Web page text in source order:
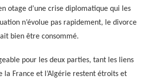
otage d’une crise diplomatique qui les
n’évolue pas rapidement, le divorce
bien être consommé.
pour les deux parties, tant les liens
la France et l’Algérie restent étroits et